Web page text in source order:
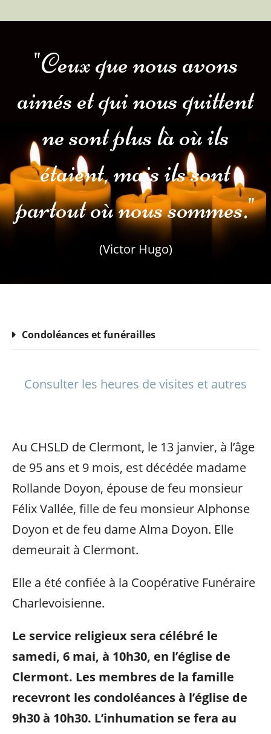
"Ceux que nous avons
aimés et qui nous quittent
ne sont plus là où ils
étaient, mais ils sont
partout où nous sommes."
(Victor Hugo)
Condoléances et funérailles
Consulter les heures de visites et autres
Au CHSLD de Clermont, le 13 janvier, à l’âge
de 95 ans et 9 mois, est décédée madame
Rollande Doyon, épouse de feu monsieur
Félix Vallée, fille de feu monsieur Alphonse
Doyon et de feu dame Alma Doyon. Elle
demeurait à Clermont.
Elle a été confiée à la Coopérative Funéraire
Charlevoisienne.
Le service religieux sera célébré le
samedi, 6 mai, à 10h30, en l’église de
Clermont. Les membres de la famille
recevront les condoléances à l’église de
9h30 à 10h30. L’inhumation se fera au